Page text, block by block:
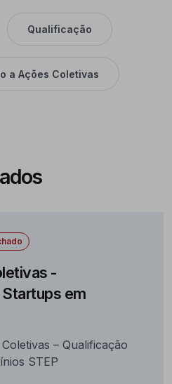
Qualificação
a Ações Coletivas
-
em
– Qualificação
STEP